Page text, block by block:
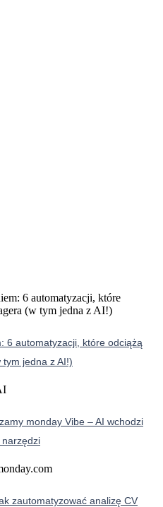
6 automatyzacji, które odciążą
jedna z AI!)
monday Vibe – AI wchodzi
zautomatyzować analizę CV